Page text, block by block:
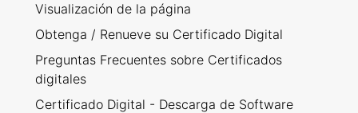
Visualización de la página
Obtenga / Renueve su Certificado Digital
Preguntas Frecuentes sobre Certificados
digitales
Certificado Digital - Descarga de Software